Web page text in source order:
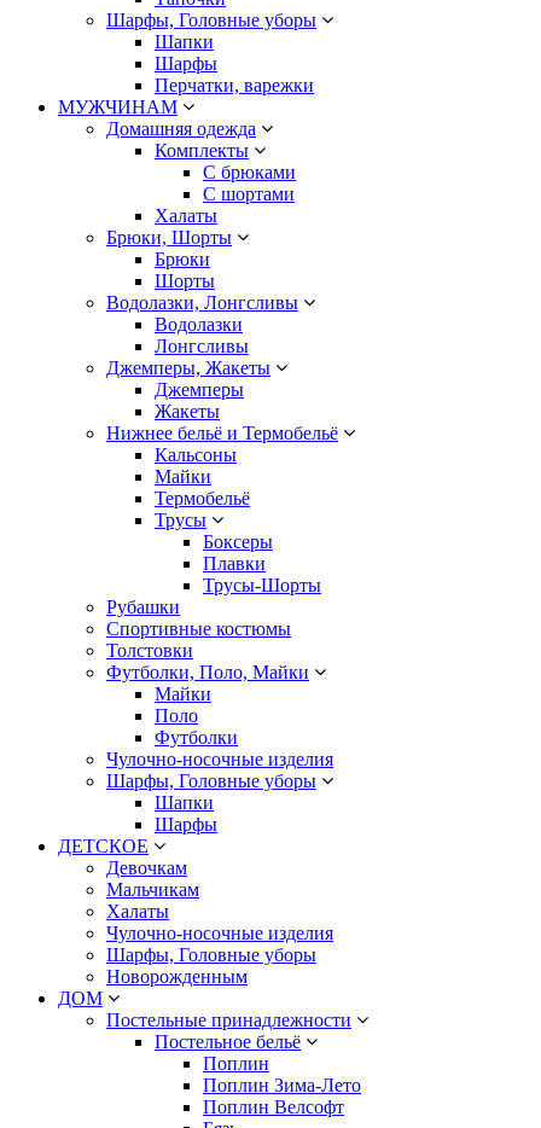
Шарфы, Головные уборы
Шапки
Шарфы
Перчатки, варежки
МУЖЧИНАМ
Домашняя одежда
Комплекты
С брюками
С шортами
Халаты
Брюки, Шорты
Брюки
Шорты
Водолазки, Лонгсливы
Водолазки
Лонгсливы
Джемперы, Жакеты
Джемперы
Жакеты
Нижнее бельё и Термобельё
Кальсоны
Майки
Термобельё
Трусы
Боксеры
Плавки
Трусы-Шорты
Рубашки
Спортивные костюмы
Толстовки
Футболки, Поло, Майки
Майки
Поло
Футболки
Чулочно-носочные изделия
Шарфы, Головные уборы
Шапки
Шарфы
ДЕТСКОЕ
Девочкам
Мальчикам
Халаты
Чулочно-носочные изделия
Шарфы, Головные уборы
Новорожденным
ДОМ
Постельные принадлежности
Постельное бельё
Поплин
Поплин Зима-Лето
Поплин Велсофт